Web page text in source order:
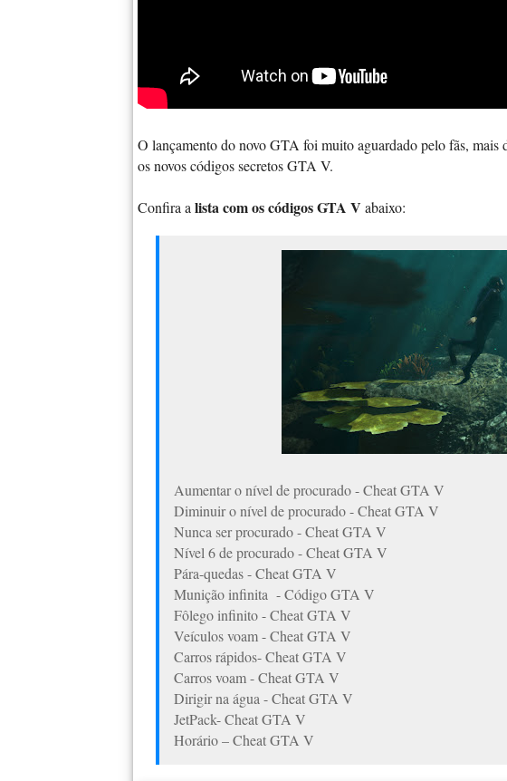
O lançamento do novo GTA foi muito aguardado pelo fãs,
os novos códigos secretos GTA V.
Confira a lista com os códigos GTA V abaixo:
Aumentar o nível de procurado - Cheat GTA V
Diminuir o nível de procurado - Cheat GTA V
Nunca ser procurado - Cheat GTA V
Nível 6 de procurado - Cheat GTA V
Pára-quedas - Cheat GTA V
Munição infinita - Código GTA V
Fôlego infinito - Cheat GTA V
Veículos voam - Cheat GTA V
Carros rápidos- Cheat GTA V
Carros voam - Cheat GTA V
Dirigir na água - Cheat GTA V
JetPack- Cheat GTA V
Horário – Cheat GTA V